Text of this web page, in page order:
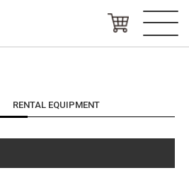
RENTAL EQUIPMENT